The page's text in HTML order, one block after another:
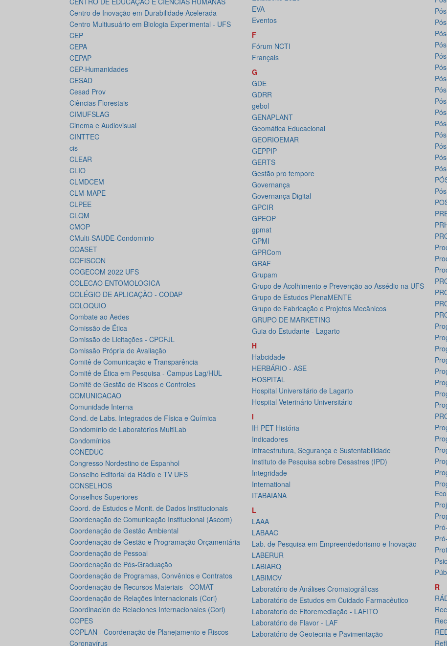
Centro de Inovação em Durabilidade Acelerada
Centro Multiusuário em Biologia Experimental - UFS
CEP
CEPA
CEPAP
CEP-Humanidades
CESAD
Cesad Prov
Ciências Florestais
CIMUFSLAG
Cinema e Audiovisual
CINTTEC
cis
CLEAR
CLIO
CLMDCEM
CLM-MAPE
CLPEE
CLQM
CMOP
CMulti-SAUDE-Condominio
COASET
COFISCON
COGECOM 2022 UFS
COLECAO ENTOMOLOGICA
COLÉGIO DE APLICAÇÃO - CODAP
COLOQUIO
Combate ao Aedes
Comissão de Ética
Comissão de Licitações - CPCFJL
Comissão Própria de Avaliação
Comitê de Comunicação e Transparência
Comitê de Ética em Pesquisa - Campus Lag/HUL
Comitê de Gestão de Riscos e Controles
COMUNICACAO
Comunidade Interna
Cond. de Labs. Integrados de Física e Química
Condomínio de Laboratórios MultiLab
Condomínios
CONEDUC
Congresso Nordestino de Espanhol
Conselho Editorial da Rádio e TV UFS
CONSELHOS
Conselhos Superiores
Coord. de Estudos e Monit. de Dados Institucionais
Coordenação de Comunicação Institucional (Ascom)
Coordenação de Gestão Ambiental
Coordenação de Gestão e Programação Orçamentária
Coordenação de Pessoal
Coordenação de Pós-Graduação
Coordenação de Programas, Convênios e Contratos
Coordenação de Recursos Materiais - COMAT
Coordenação de Relações Internacionais (Cori)
Coordinación de Relaciones Internacionales (Cori)
COPES
COPLAN - Coordenação de Planejamento e Riscos
Coronavírus
EVA
Eventos
F
Fórum NCTI
Français
G
GDE
GDRR
gebol
GENAPLANT
Geomática Educacional
GEORIOEMAR
GEPPIP
GERTS
Gestão pro tempore
Governança
Governança Digital
GPCIR
GPEOP
gpmat
GPMI
GPRCom
GRAF
Grupam
Grupo de Acolhimento e Prevenção ao Assédio na UFS
Grupo de Estudos PlenaMENTE
Grupo de Fabricação e Projetos Mecânicos
GRUPO DE MARKETING
Guia do Estudante - Lagarto
H
Habcidade
HERBÁRIO - ASE
HOSPITAL
Hospital Universitário de Lagarto
Hospital Veterinário Universitário
I
IH PET História
Indicadores
Infraestrutura, Segurança e Sustentabilidade
Instituto de Pesquisa sobre Desastres (IPD)
Integridade
International
ITABAIANA
L
LAAA
LABAAC
Lab. de Pesquisa em Empreendedorismo e Inovação
LABERUR
LABIARQ
LABIMOV
Laboratório de Análises Cromatográficas
Laboratório de Estudos em Cuidado Farmacêutico
Laboratorio de Fitoremediação - LAFITO
Laboratório de Flavor - LAF
Laboratório de Geotecnia e Pavimentação
R